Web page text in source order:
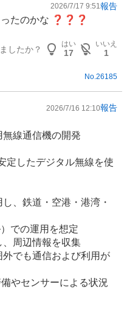
2026/7/17 9:51報告
たのかな ❓❓❓
したか？
はい
17
いいえ
1
No. 26185
2026/7/16 12:10報告
無線通信機の開発
定したデジタル無線を使
、 鉄道 ・空港・港湾・
での運用を想定
、周辺情報を収集
でも通信および利用が
やセンサーによる状況